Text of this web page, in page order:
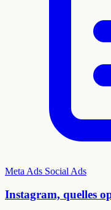
Meta Ads Social Ads
Instagram, quelles